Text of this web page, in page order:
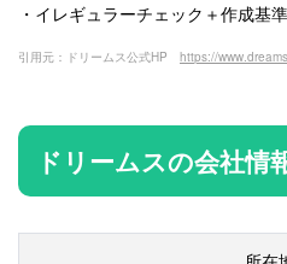
・イレギュラーチェック＋作成基
引用元：ドリームス公式HP https://
ドリームスの会社情